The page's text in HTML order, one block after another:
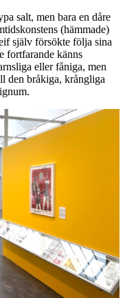
salt, men bara en dåre
(hämmade)
själv försökte följa sina
fortfarande känns
eller fåniga, men
den bråkiga, krångliga